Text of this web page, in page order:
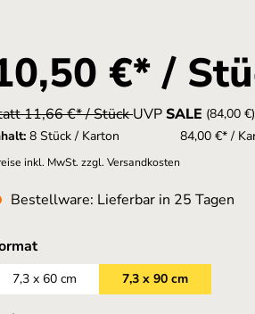
€* /
11,66 €* / StückUVPSALE (84,00 €)
8 Stück / Karton 84,00 €* /
inkl. MwSt. zzgl. Versandkosten
Bestellware: Lieferbar in 25 Tagen
auswählen
7,3 x 60 cm 7,3 x 90 cm